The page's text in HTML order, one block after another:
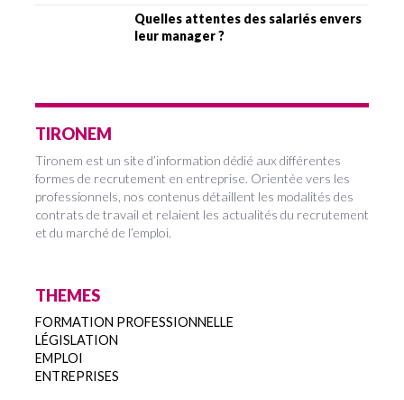
Quelles attentes des salariés envers
leur manager ?
TIRONEM
Tironem est un site d’information dédié aux différentes
formes de recrutement en entreprise. Orientée vers les
professionnels, nos contenus détaillent les modalités des
contrats de travail et relaient les actualités du recrutement
et du marché de l’emploi.
THEMES
FORMATION PROFESSIONNELLE
LÉGISLATION
EMPLOI
ENTREPRISES